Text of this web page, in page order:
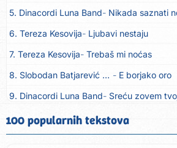
5. Dinacordi Luna Band Nikada saznati
6. Tereza Kesovija Ljubavi nestaju
7. Tereza Kesovija Trebaš mi noćas
8. Slobodan Batjarević Čobe E borjako oro
9. Dinacordi Luna Band Sreću zovem tvojim imenom (feat.
10. Dinacordi Luna Band Tamburaši (feat.
11. Dinacordi Luna Band Tvoja šutnja (feat.
100 popularnih tekstova